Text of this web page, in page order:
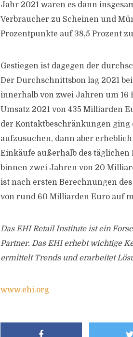
Jahr 2021 waren es dann
Verbraucher zu Scheinen und
Prozentpunkte auf 38,5 Prozent
Gestiegen ist dagegen der
Der Durchschnittsbon lag 2021
innerhalb von zwei Jahren um 16
Umsatz 2021 von 435 Milliarden
der Kontaktbeschränkungen
aufzusuchen, dann aber
Einkäufe außerhalb des täglichen
binnen zwei Jahren von 20
ist nach ersten Berechnungen
von rund 60 Milliarden Euro auf
Das EHI Retail Institute ist ein
Partner. Das EHI erhebt wichtige
ermittelt Trends und erarbeitet
www.ehi.org